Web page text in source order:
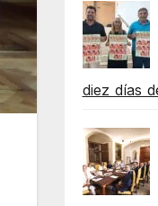
diez días